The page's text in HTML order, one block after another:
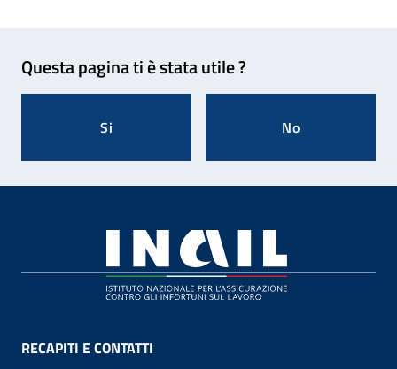
Questa pagina ti è stata utile ?
Si No
RECAPITI E CONTATTI